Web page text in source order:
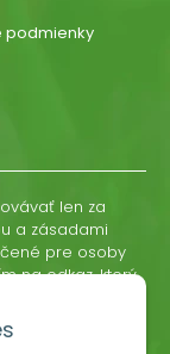
podmienky
len za
a zásadami
pre osoby
na odkaz, ktorý
odkaz z